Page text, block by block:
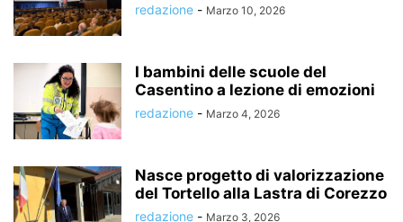
redazione - Marzo 10, 2026
I bambini delle scuole del
Casentino a lezione di emozioni
redazione - Marzo 4, 2026
Nasce progetto di valorizzazione
del Tortello alla Lastra di Corezzo
redazione - Marzo 3, 2026